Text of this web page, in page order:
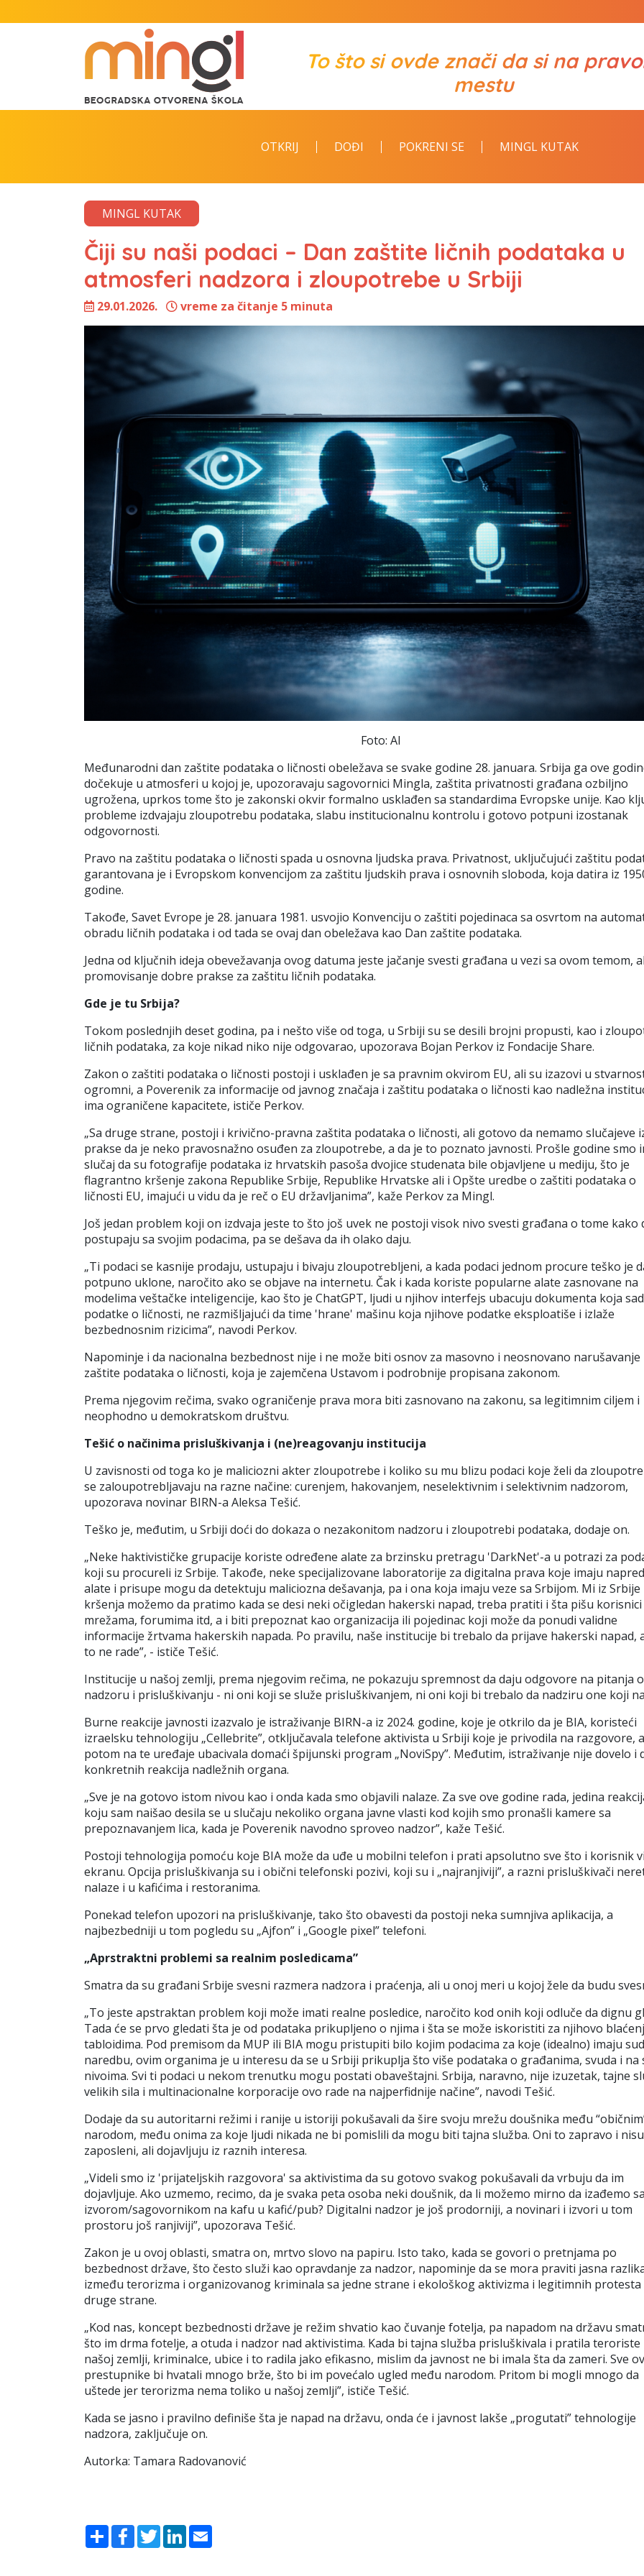
To što si ovde znači da si na
mestu
OTKRIJ DOĐI POKRENI SE MINGL KUTAK
MINGL KUTAK
Čiji su naši podaci – Dan zaštite ličnih podataka u
atmosferi nadzora i zloupotrebe u Srbiji
29.01.2026. vreme za čitanje 5 minuta
Foto: AI
Međunarodni dan zaštite podataka o ličnosti obeležava se svake godine 28. januara. Srbija ga ove
dočekuje u atmosferi u kojoj je, upozoravaju sagovornici Mingla, zaštita privatnosti građana ozbiljno
ugrožena, uprkos tome što je zakonski okvir formalno usklađen sa standardima Evropske unije. Kao
probleme izdvajaju zloupotrebu podataka, slabu institucionalnu kontrolu i gotovo potpuni izostanak
odgovornosti.
Pravo na zaštitu podataka o ličnosti spada u osnovna ljudska prava. Privatnost, uključujući zaštitu
garantovana je i Evropskom konvencijom za zaštitu ljudskih prava i osnovnih sloboda, koja datira iz
godine.
Takođe, Savet Evrope je 28. januara 1981. usvojio Konvenciju o zaštiti pojedinaca sa osvrtom na
obradu ličnih podataka i od tada se ovaj dan obeležava kao Dan zaštite podataka.
Jedna od ključnih ideja obevežavanja ovog datuma jeste jačanje svesti građana u vezi sa ovom temom,
promovisanje dobre prakse za zaštitu ličnih podataka.
Gde je tu Srbija?
Tokom poslednjih deset godina, pa i nešto više od toga, u Srbiji su se desili brojni propusti, kao i
ličnih podataka, za koje nikad niko nije odgovarao, upozorava Bojan Perkov iz Fondacije Share.
Zakon o zaštiti podataka o ličnosti postoji i usklađen je sa pravnim okvirom EU, ali su izazovi u
ogromni, a Poverenik za informacije od javnog značaja i zaštitu podataka o ličnosti kao nadležna
ima ograničene kapacitete, ističe Perkov.
„Sa druge strane, postoji i krivično-pravna zaštita podataka o ličnosti, ali gotovo da nemamo slučajeve
prakse da je neko pravosnažno osuđen za zloupotrebe, a da je to poznato javnosti. Prošle godine smo
slučaj da su fotografije podataka iz hrvatskih pasoša dvojice studenata bile objavljene u mediju, što je
flagrantno kršenje zakona Republike Srbije, Republike Hrvatske ali i Opšte uredbe o zaštiti podataka o
ličnosti EU, imajući u vidu da je reč o EU državljanima”, kaže Perkov za Mingl.
Još jedan problem koji on izdvaja jeste to što još uvek ne postoji visok nivo svesti građana o tome kako
postupaju sa svojim podacima, pa se dešava da ih olako daju.
„Ti podaci se kasnije prodaju, ustupaju i bivaju zloupotrebljeni, a kada podaci jednom procure teško je
potpuno uklone, naročito ako se objave na internetu. Čak i kada koriste popularne alate zasnovane na
modelima veštačke inteligencije, kao što je ChatGPT, ljudi u njihov interfejs ubacuju dokumenta koja
podatke o ličnosti, ne razmišljajući da time 'hrane' mašinu koja njihove podatke eksploatiše i izlaže
bezbednosnim rizicima”, navodi Perkov.
Napominje i da nacionalna bezbednost nije i ne može biti osnov za masovno i neosnovano narušavanje
zaštite podataka o ličnosti, koja je zajemčena Ustavom i podrobnije propisana zakonom.
Prema njegovim rečima, svako ograničenje prava mora biti zasnovano na zakonu, sa legitimnim ciljem i
neophodno u demokratskom društvu.
Tešić o načinima prisluškivanja i (ne)reagovanju institucija
U zavisnosti od toga ko je maliciozni akter zloupotrebe i koliko su mu blizu podaci koje želi da
se zaloupotrebljavaju na razne načine: curenjem, hakovanjem, neselektivnim i selektivnim nadzorom,
upozorava novinar BIRN-a Aleksa Tešić.
Teško je, međutim, u Srbiji doći do dokaza o nezakonitom nadzoru i zloupotrebi podataka, dodaje on.
„Neke haktivističke grupacije koriste određene alate za brzinsku pretragu 'DarkNet'-a u potrazi za
koji su procureli iz Srbije. Takođe, neke specijalizovane laboratorije za digitalna prava koje imaju
alate i prisupe mogu da detektuju maliciozna dešavanja, pa i ona koja imaju veze sa Srbijom. Mi iz Srbije
kršenja možemo da pratimo kada se desi neki očigledan hakerski napad, treba pratiti i šta pišu korisnici
mrežama, forumima itd, a i biti prepoznat kao organizacija ili pojedinac koji može da ponudi validne
informacije žrtvama hakerskih napada. Po pravilu, naše institucije bi trebalo da prijave hakerski napad,
to ne rade”, - ističe Tešić.
Institucije u našoj zemlji, prema njegovim rečima, ne pokazuju spremnost da daju odgovore na pitanja o
nadzoru i prisluškivanju - ni oni koji se služe prisluškivanjem, ni oni koji bi trebalo da nadziru one koji
Burne reakcije javnosti izazvalo je istraživanje BIRN-a iz 2024. godine, koje je otkrilo da je BIA, koristeći
izraelsku tehnologiju „Cellebrite”, otključavala telefone aktivista u Srbiji koje je privodila na razgovore, a
potom na te uređaje ubacivala domaći špijunski program „NoviSpy”. Međutim, istraživanje nije dovelo i
konkretnih reakcija nadležnih organa.
„Sve je na gotovo istom nivou kao i onda kada smo objavili nalaze. Za sve ove godine rada, jedina
koju sam naišao desila se u slučaju nekoliko organa javne vlasti kod kojih smo pronašli kamere sa
prepoznavanjem lica, kada je Poverenik navodno sproveo nadzor”, kaže Tešić.
Postoji tehnologija pomoću koje BIA može da uđe u mobilni telefon i prati apsolutno sve što i korisnik
ekranu. Opcija prisluškivanja su i obični telefonski pozivi, koji su i „najranjiviji”, a razni prisluškivači
nalaze i u kafićima i restoranima.
Ponekad telefon upozori na prisluškivanje, tako što obavesti da postoji neka sumnjiva aplikacija, a
najbezbedniji u tom pogledu su „Ajfon” i „Google pixel” telefoni.
„Aprstraktni problemi sa realnim posledicama”
Smatra da su građani Srbije svesni razmera nadzora i praćenja, ali u onoj meri u kojoj žele da budu
„To jeste apstraktan problem koji može imati realne posledice, naročito kod onih koji odluče da dignu
Tada će se prvo gledati šta je od podataka prikupljeno o njima i šta se može iskoristiti za njihovo
tabloidima. Pod premisom da MUP ili BIA mogu pristupiti bilo kojim podacima za koje (idealno) imaju
naredbu, ovim organima je u interesu da se u Srbiji prikuplja što više podataka o građanima, svuda i na
nivoima. Svi ti podaci u nekom trenutku mogu postati obaveštajni. Srbija, naravno, nije izuzetak, tajne
velikih sila i multinacionalne korporacije ovo rade na najperfidnije načine”, navodi Tešić.
Dodaje da su autoritarni režimi i ranije u istoriji pokušavali da šire svoju mrežu doušnika među
narodom, među onima za koje ljudi nikada ne bi pomislili da mogu biti tajna služba. Oni to zapravo i
zaposleni, ali dojavljuju iz raznih interesa.
„Videli smo iz 'prijateljskih razgovora' sa aktivistima da su gotovo svakog pokušavali da vrbuju da im
dojavljuje. Ako uzmemo, recimo, da je svaka peta osoba neki doušnik, da li možemo mirno da izađemo sa
izvorom/sagovornikom na kafu u kafić/pub? Digitalni nadzor je još prodorniji, a novinari i izvori u tom
prostoru još ranjiviji”, upozorava Tešić.
Zakon je u ovoj oblasti, smatra on, mrtvo slovo na papiru. Isto tako, kada se govori o pretnjama po
bezbednost države, što često služi kao opravdanje za nadzor, napominje da se mora praviti jasna
između terorizma i organizovanog kriminala sa jedne strane i ekološkog aktivizma i legitimnih protesta
druge strane.
„Kod nas, koncept bezbednosti države je režim shvatio kao čuvanje fotelja, pa napadom na državu
što im drma fotelje, a otuda i nadzor nad aktivistima. Kada bi tajna služba prisluškivala i pratila teroriste
našoj zemlji, kriminalce, ubice i to radila jako efikasno, mislim da javnost ne bi imala šta da zameri. Sve
prestupnike bi hvatali mnogo brže, što bi im povećalo ugled među narodom. Pritom bi mogli mnogo da
uštede jer terorizma nema toliko u našoj zemlji”, ističe Tešić.
Kada se jasno i pravilno definiše šta je napad na državu, onda će i javnost lakše „progutati” tehnologije
nadzora, zaključuje on.
Autorka: Tamara Radovanović
ShareFacebook
TwitterLinkedIn